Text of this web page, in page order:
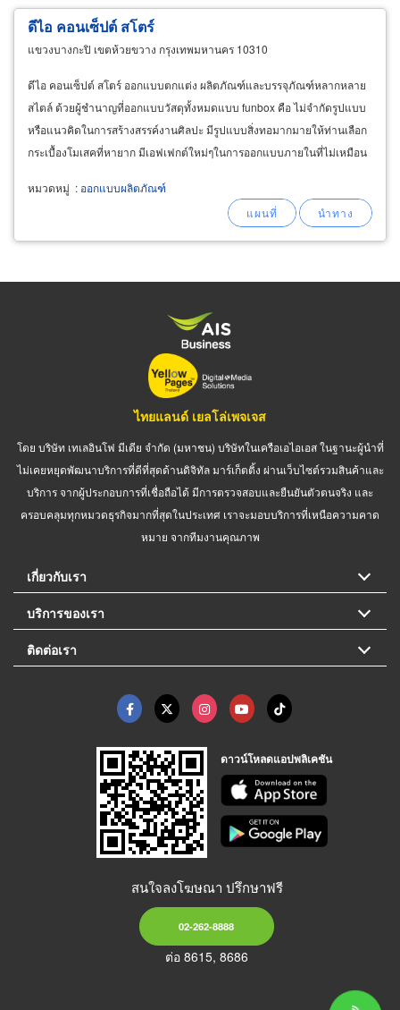
ดีไอ คอนเซ็ปต์ สโตร์
แขวงบางกะปิ เขตห้วยขวาง กรุงเทพมหานคร 10310
ดีไอ คอนเซ็ปต์ สโตร์ ออกแบบตกแต่ง ผลิตภัณฑ์และบรรจุภัณฑ์หลากหลาย
สไตล์ ด้วยผู้ชำนาญที่ออกแบบวัสดุทั้งหมดแบบ funbox คือ ไม่จำกัดรูปแบบ
หรือแนวคิดในการสร้างสรรค์งานศิลปะ มีรูปแบบสิ่งทอมากมายให้ท่านเลือก
กระเบื้องโมเสคที่หายาก มีเอฟเฟกต์ใหม่ๆในการออกแบบภายในที่ไม่เหมือน
หมวดหมู่ : ออกแบบผลิตภัณฑ์
ไทยแลนด์ เยลโล่เพจเจส
โดย บริษัท เทเลอินโฟ มีเดีย จำกัด (มหาชน) บริษัทในเครือเอไอเอส ในฐานะผู้นำที่
ไม่เคยหยุดพัฒนาบริการที่ดีที่สุดด้านดิจิทัล มาร์เก็ตติ้ง ผ่านเว็บไซต์รวมสินค้าและ
บริการ จากผู้ประกอบการที่เชื่อถือได้ มีการตรวจสอบและยืนยันตัวตนจริง และ
ครอบคลุมทุกหมวดธุรกิจมากที่สุดในประเทศ เราจะมอบบริการที่เหนือความคาด
หมาย จากทีมงานคุณภาพ
เกี่ยวกับเรา
บริการของเรา
ติดต่อเรา
ดาวน์โหลดแอปพลิเคชัน
สนใจลงโฆษณา ปรึกษาฟรี
02-262-8888
ต่อ 8615, 8686